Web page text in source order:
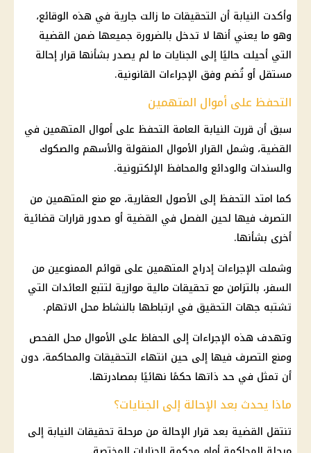
وأكدت النيابة أن التحقيقات ما زالت جارية في هذه الوقائع،
وهو ما يعني أنها لا تدخل بالضرورة جميعها ضمن القضية
التي أحيلت حاليًا إلى الجنايات ما لم يصدر بشأنها قرار إحالة
مستقل أو تُضم وفق الإجراءات القانونية.
التحفظ على أموال المتهمين
سبق أن قررت النيابة العامة التحفظ على أموال المتهمين في
القضية، وشمل القرار الأموال المنقولة والأسهم والصكوك
والسندات والودائع والمحافظ الإلكترونية.
كما امتد التحفظ إلى الأصول العقارية، مع منع المتهمين من
التصرف فيها لحين الفصل في القضية أو صدور قرارات قضائية
أخرى بشأنها.
وشملت الإجراءات إدراج المتهمين على قوائم الممنوعين من
السفر، بالتزامن مع تحقيقات مالية موازية لتتبع العائدات التي
تشتبه جهات التحقيق في ارتباطها بالنشاط محل الاتهام.
وتهدف هذه الإجراءات إلى الحفاظ على الأموال محل الفحص
ومنع التصرف فيها إلى حين انتهاء التحقيقات والمحاكمة، دون
أن تمثل في حد ذاتها حكمًا نهائيًا بمصادرتها.
ماذا يحدث بعد الإحالة إلى الجنايات؟
تنتقل القضية بعد قرار الإحالة من مرحلة تحقيقات النيابة إلى